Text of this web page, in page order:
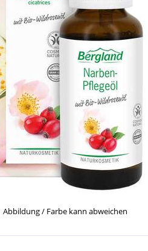
Abbildung / Farbe kann abweichen